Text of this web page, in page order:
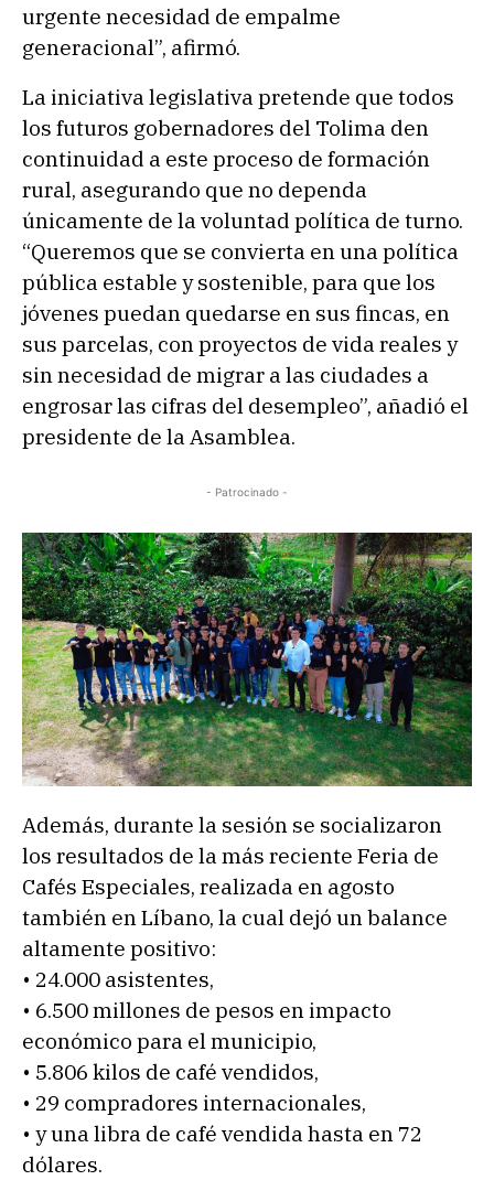
urgente necesidad de empalme
generacional”, afirmó.
La iniciativa legislativa pretende que todos
los futuros gobernadores del Tolima den
continuidad a este proceso de formación
rural, asegurando que no dependa
únicamente de la voluntad política de turno.
“Queremos que se convierta en una política
pública estable y sostenible, para que los
jóvenes puedan quedarse en sus fincas, en
sus parcelas, con proyectos de vida reales y
sin necesidad de migrar a las ciudades a
engrosar las cifras del desempleo”, añadió el
presidente de la Asamblea.
- Patrocinado -
Además, durante la sesión se socializaron
los resultados de la más reciente Feria de
Cafés Especiales, realizada en agosto
también en Líbano, la cual dejó un balance
altamente positivo:
• 24.000 asistentes,
• 6.500 millones de pesos en impacto
económico para el municipio,
• 5.806 kilos de café vendidos,
• 29 compradores internacionales,
• y una libra de café vendida hasta en 72
dólares.